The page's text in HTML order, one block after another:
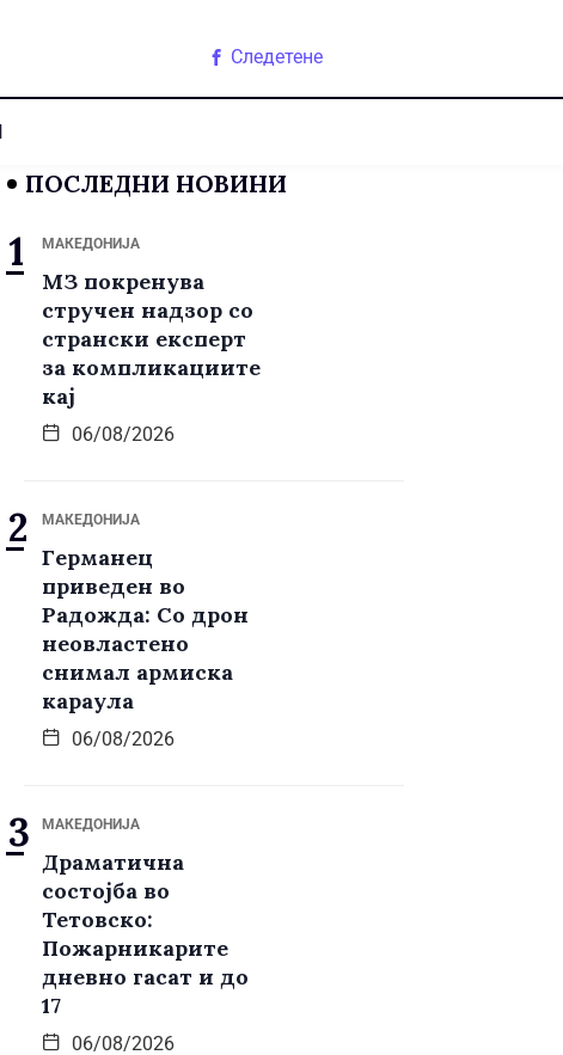
Следетене
ПОСЛЕДНИ НОВИНИ
МАКЕДОНИЈА
МЗ покренува
стручен надзор со
странски експерт
за компликациите
кај
06/08/2026
МАКЕДОНИЈА
Германец
приведен во
Радожда: Со дрон
неовластено
снимал армиска
караула
06/08/2026
МАКЕДОНИЈА
Драматична
состојба во
Тетовско:
Пожарникарите
дневно гасат и до
17
06/08/2026